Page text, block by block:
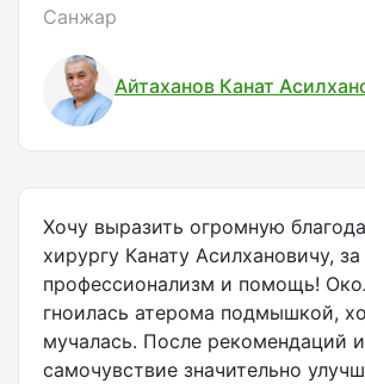
Санжар
Айтаханов Канат
Хочу выразить огромную
хирургу Канату Асилхановичу, за
профессионализм и помощь!
гноилась атерома подмышкой,
мучалась. После рекомендаций
самочувствие значительно